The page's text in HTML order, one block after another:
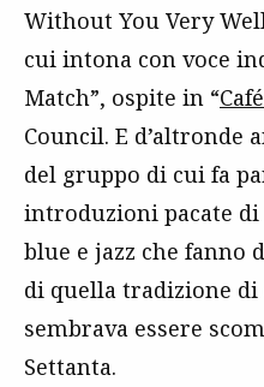
Without You Very
cui intona con voce
Match”, ospite in “
Council. E d’altronde
del gruppo di cui fa
introduzioni pacate
blue e jazz che fanno
di quella tradizione di
sembrava essere
Settanta.